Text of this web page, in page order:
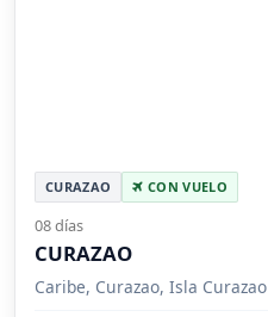
CURAZAO CON VUELO
08 días
CURAZAO
Caribe, Curazao, Isla Curazao